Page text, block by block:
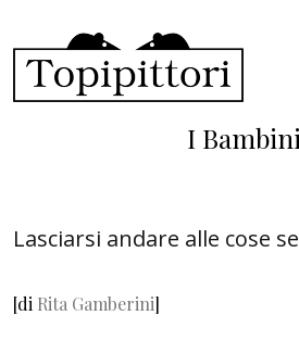
I Bambini
Lasciarsi andare alle cose
[di Rita Gamberini]